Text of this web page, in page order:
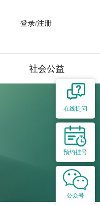
登录/注册
社会公益
在线提问
预约挂号
公众号